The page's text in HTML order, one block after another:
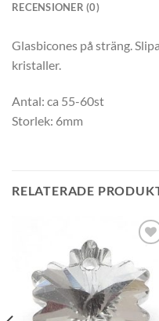
RECENSIONER (0)
Glasbicones på sträng.
kristaller.
Antal: ca 55-60st
Storlek: 6mm
RELATERADE
Lägg
till i
önskelistan